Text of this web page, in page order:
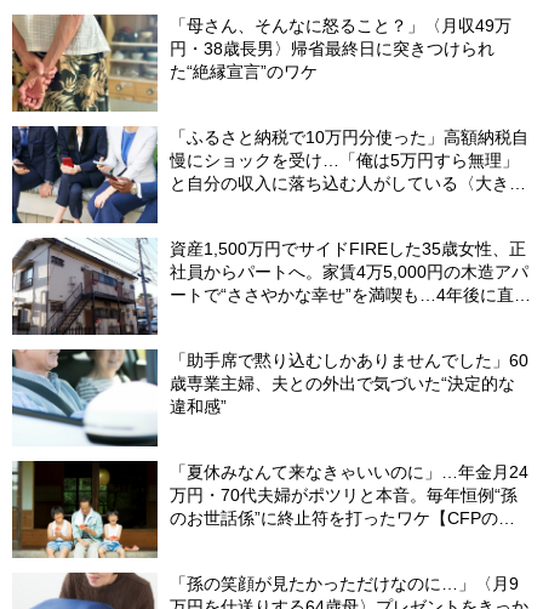
「母さん、そんなに怒ること？」〈月収49万
円・38歳長男〉帰省最終日に突きつけられ
た“絶縁宣言”のワケ
「ふるさと納税で10万円分使った」高額納税自
慢にショックを受け…「俺は5万円すら無理」
と自分の収入に落ち込む人がしている〈大きな
資産1,500万円でサイドFIREした35歳女性、正
社員からパートへ。家賃4万5,000円の木造アパ
ートで“ささやかな幸せ”を満喫も…4年後に直面
「助手席で黙り込むしかありませんでした」60
歳専業主婦、夫との外出で気づいた“決定的な
違和感”
「夏休みなんて来なきゃいいのに」…年金月24
万円・70代夫婦がポツリと本音。毎年恒例“孫
のお世話係”に終止符を打ったワケ【CFPの助
「孫の笑顔が見たかっただけなのに…」〈月9